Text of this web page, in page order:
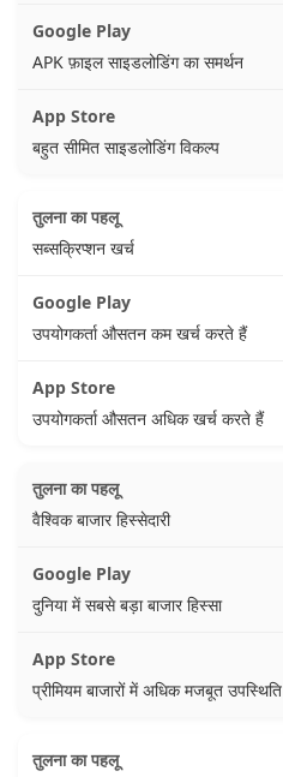
APK फ़ाइल साइडलोडिंग का समर्थन
बहुत सीमित साइडलोडिंग विकल्प
सब्सक्रिप्शन खर्च
उपयोगकर्ता औसतन कम खर्च करते हैं
उपयोगकर्ता औसतन अधिक खर्च करते हैं
वैश्विक बाजार हिस्सेदारी
दुनिया में सबसे बड़ा बाजार हिस्सा
प्रीमियम बाजारों में अधिक मजबूत उपस्थिति